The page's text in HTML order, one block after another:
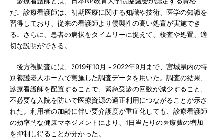
だ。診療看護師は、初期医療に関する知識や技術、医学の知識を
習得しており、従来の看護師より侵襲性の高い処置が実施でき
る。さらに、患者の病状をタイムリーに捉えて、検査や処置、適
切な説明ができる。
後方視調査には、2019年10月～2022年9月まで、宮城県内の特
別養護老人ホームで実施した調査データを用いた。調査の結果、
診療看護師を配置することで、緊急受診の回数が減少すること、
不必要な入院を防いで医療資源の適正利用につながることが示さ
れた。利用者の加齢に伴い要介護度が重症化しても、診療看護師
の効率的な健康マネジメントにより、1日当たりの医療費の増加
を抑制し得ることが分かった。